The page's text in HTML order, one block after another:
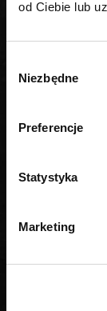
od Ciebie lub
zgody
Niezbędne
Preferencje
Statystyka
Marketing